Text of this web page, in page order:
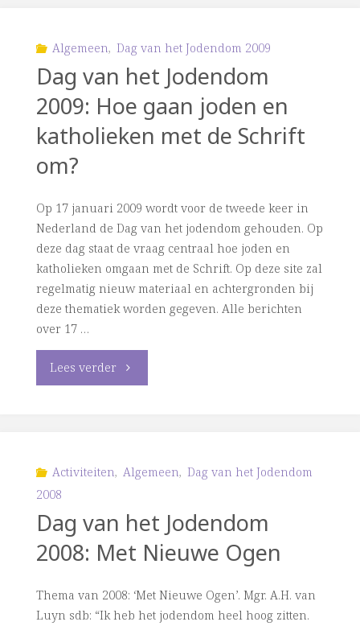
Algemeen, Dag van het Jodendom 2009
Dag van het Jodendom
2009: Hoe gaan joden en
katholieken met de Schrift
om?
Op 17 januari 2009 wordt voor de tweede keer in
Nederland de Dag van het jodendom gehouden. Op
deze dag staat de vraag centraal hoe joden en
katholieken omgaan met de Schrift. Op deze site zal
regelmatig nieuw materiaal en achtergronden bij
deze thematiek worden gegeven. Alle berichten
over 17 …
Lees verder "Dag
Jodendom
joden
Activiteiten, Algemeen, Dag van het Jodendom
2008
Dag van het Jodendom
2008: Met Nieuwe Ogen
Thema van 2008: ‘Met Nieuwe Ogen’. Mgr. A.H. van
Luyn sdb: “Ik heb het jodendom heel hoog zitten.